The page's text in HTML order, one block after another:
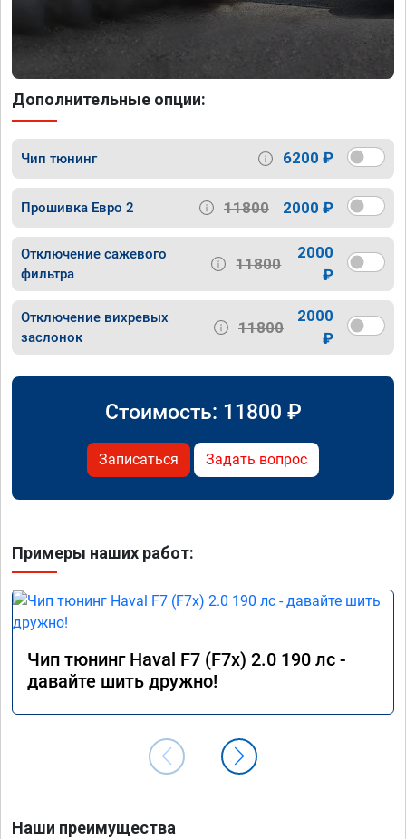
Дополнительные опции:
Чип тюнинг 6200 ₽
Прошивка Евро 2 11800 2000 ₽
Отключение сажевого
фильтра
11800
2000
₽
Отключение вихревых
заслонок
11800
2000
₽
Стоимость: 11800 ₽
Записаться Задать вопрос
Примеры наших работ:
Чип тюнинг Haval F7 (F7x) 2.0 190 лс -
давайте шить дружно!
Наши преимущества